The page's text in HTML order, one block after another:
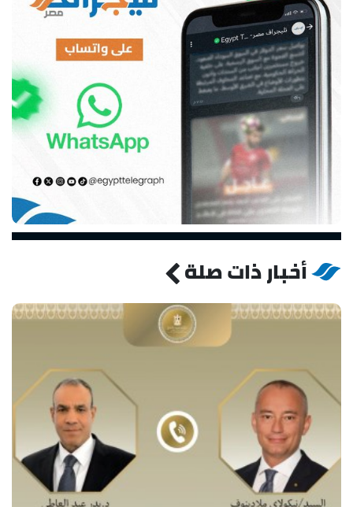
أخبار ذات صلة